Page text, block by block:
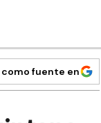
fuente en